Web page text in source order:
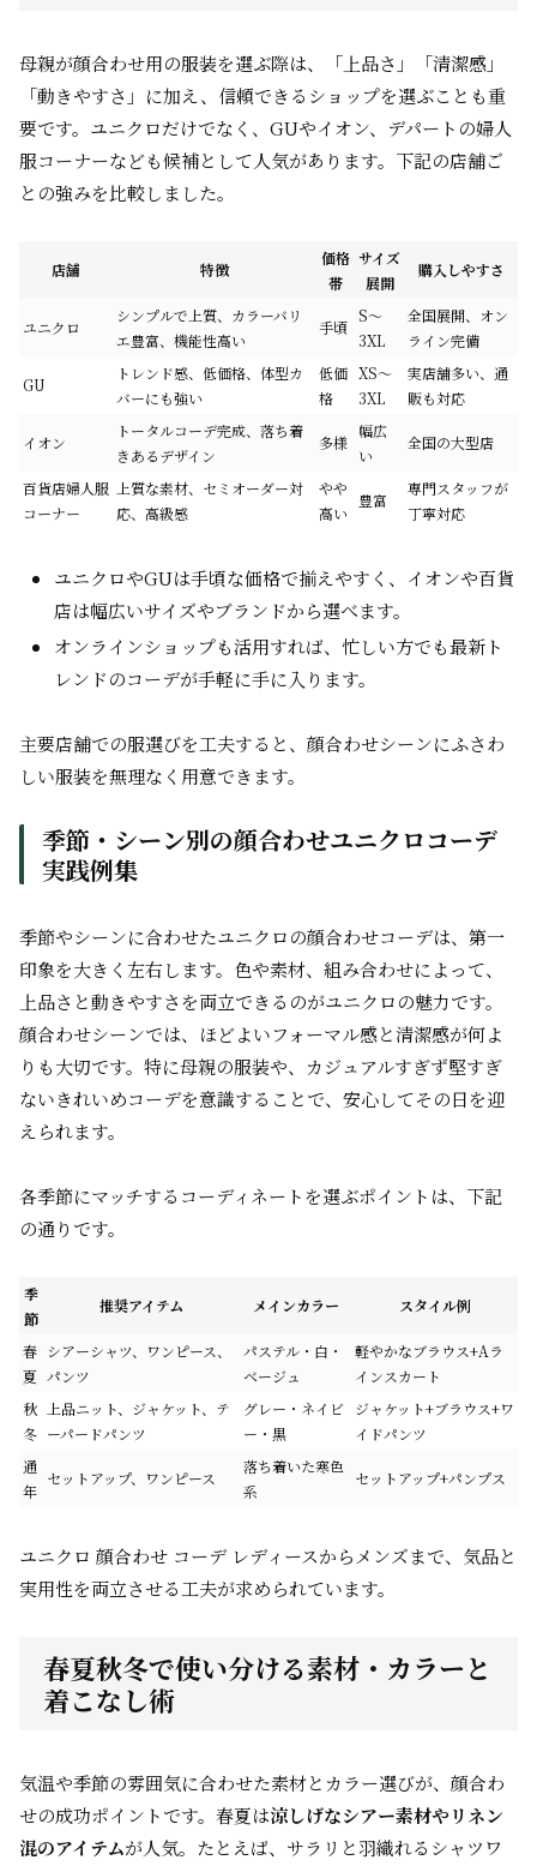
母親が顔合わせ用の服装を選ぶ際は、「上品さ」「清潔感」
「動きやすさ」に加え、信頼できるショップを選ぶことも重
要です。ユニクロだけでなく、GUやイオン、デパートの婦人
服コーナーなども候補として人気があります。下記の店舗ご
との強みを比較しました。
店舗 特徴
価格
帯
サイズ
展開
購入しやすさ
ユニクロ
シンプルで上質、カラーバリ
エ豊富、機能性高い
手頃
S〜
3XL
全国展開、オン
ライン完備
GU
トレンド感、低価格、体型カ
バーにも強い
低価
格
XS〜
3XL
実店舗多い、通
販も対応
イオン
トータルコーデ完成、落ち着
きあるデザイン
多様
幅広
い
全国の大型店
百貨店婦人服
コーナー
上質な素材、セミオーダー対
応、高級感
やや
高い
豊富
専門スタッフが
丁寧対応
ユニクロやGUは手頃な価格で揃えやすく、イオンや百貨
店は幅広いサイズやブランドから選べます。
オンラインショップも活用すれば、忙しい方でも最新ト
レンドのコーデが手軽に手に入ります。
主要店舗での服選びを工夫すると、顔合わせシーンにふさわ
しい服装を無理なく用意できます。
季節・シーン別の顔合わせユニクロコーデ
実践例集
季節やシーンに合わせたユニクロの顔合わせコーデは、第一
印象を大きく左右します。色や素材、組み合わせによって、
上品さと動きやすさを両立できるのがユニクロの魅力です。
顔合わせシーンでは、ほどよいフォーマル感と清潔感が何よ
りも大切です。特に母親の服装や、カジュアルすぎず堅すぎ
ないきれいめコーデを意識することで、安心してその日を迎
えられます。
各季節にマッチするコーディネートを選ぶポイントは、下記
の通りです。
季
節
推奨アイテム メインカラー スタイル例
春
夏
シアーシャツ、ワンピース、
パンツ
パステル・白・
ベージュ
軽やかなブラウス+Aラ
インスカート
秋
冬
上品ニット、ジャケット、テ
ーパードパンツ
グレー・ネイビ
ー・黒
ジャケット+ブラウス+ワ
イドパンツ
通
年
セットアップ、ワンピース
落ち着いた寒色
系
セットアップ+パンプス
ユニクロ 顔合わせ コーデ レディースからメンズまで、気品と
実用性を両立させる工夫が求められています。
春夏秋冬で使い分ける素材・カラーと
着こなし術
気温や季節の雰囲気に合わせた素材とカラー選びが、顔合わ
せの成功ポイントです。春夏は涼しげなシアー素材やリネン
混のアイテムが人気。たとえば、サラリと羽織れるシャツワ